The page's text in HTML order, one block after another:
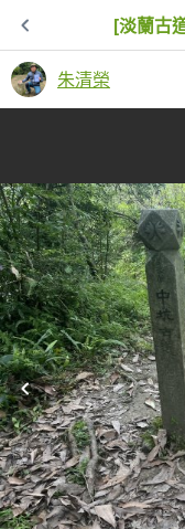
[淡蘭古
朱清榮